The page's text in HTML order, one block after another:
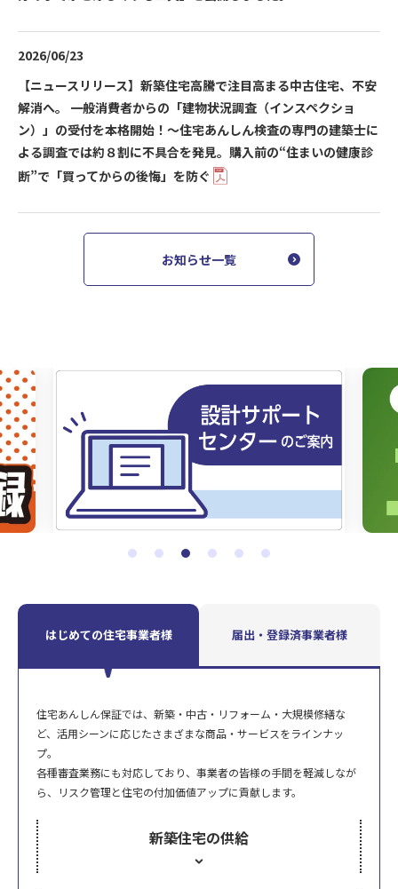
2026/06/23
【ニュースリリース】新築住宅高騰で注目高まる中古住宅、不安
解消へ。 一般消費者からの「建物状況調査（インスペクショ
ン）」の受付を本格開始！～住宅あんしん検査の専門の建築士に
よる調査では約８割に不具合を発見。購入前の“住まいの健康診
断”で「買ってからの後悔」を防ぐ
お知らせ一覧
はじめての住宅事業者様 届出・登録済事業者様
住宅あんしん保証では、新築・中古・リフォーム・大規模修繕な
ど、活用シーンに応じたさまざまな商品・サービスをラインナッ
プ。
各種審査業務にも対応しており、事業者の皆様の手間を軽減しなが
ら、リスク管理と住宅の付加価値アップに貢献します。
新築住宅の供給